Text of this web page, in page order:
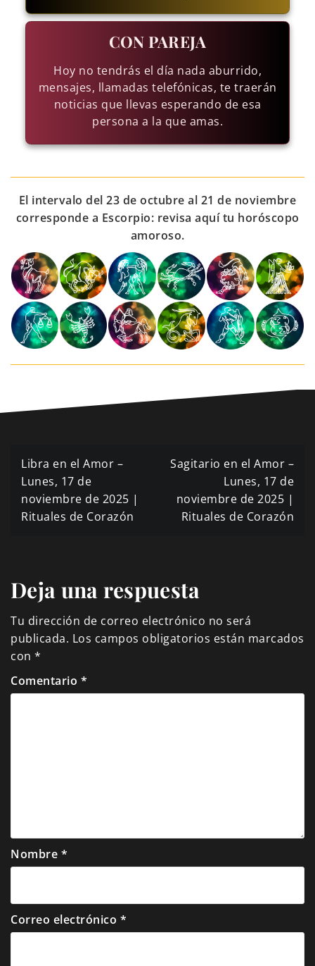
CON PAREJA
Hoy no tendrás el día nada aburrido,
mensajes, llamadas telefónicas, te traerán
noticias que llevas esperando de esa
persona a la que amas.
El intervalo del 23 de octubre al 21 de noviembre
corresponde a Escorpio: revisa aquí tu horóscopo
amoroso.
Navegación
de
entradas
Libra en el Amor –
Lunes, 17 de
noviembre de 2025 |
Rituales de Corazón
Sagitario en el Amor –
Lunes, 17 de
noviembre de 2025 |
Rituales de Corazón
Deja una respuesta
Tu dirección de correo electrónico no será
publicada. Los campos obligatorios están marcados
con *
Comentario *
Nombre *
Correo electrónico *